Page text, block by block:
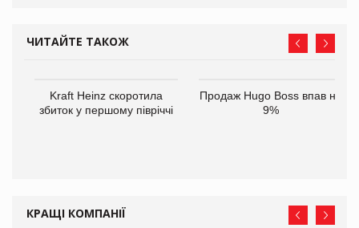
ЧИТАЙТЕ ТАКОЖ
Kraft Heinz скоротила
збиток у першому півріччі
Продаж Hugo Boss впав на
9%
КРАЩІ КОМПАНІЇ